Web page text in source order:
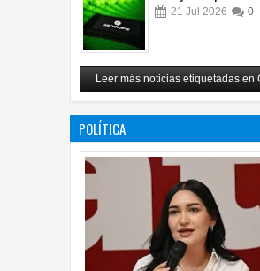
21 Jul 2026 0
Carlos Monsiváis
12 Jul 2026 0
Leer más noticias etiquetadas en
POLÍTICA